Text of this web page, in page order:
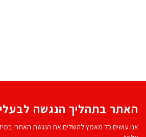
האתר בתהליך הנגשה לבעלי
אנו עושים כל מאמץ להשלים את הנגשת האתר!